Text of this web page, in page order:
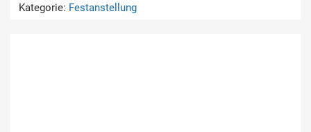
Kategorie: Festanstellung